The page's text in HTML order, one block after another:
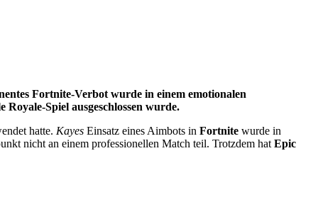
Fortnite-Verbot wurde in einem emotionalen
Spiel ausgeschlossen wurde.
hatte. Kayes Einsatz eines Aimbots in Fortnite wurde in
nicht an einem professionellen Match teil. Trotzdem hat Epic